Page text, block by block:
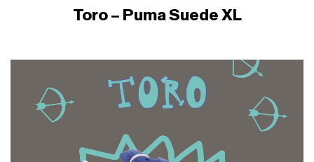
Toro – Puma Suede XL